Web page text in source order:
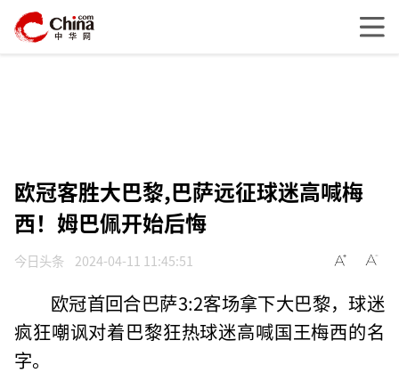
欧冠客胜大巴黎,巴萨远征球迷高喊梅
西！姆巴佩开始后悔
今日头条 2024-04-11 11:45:51
欧冠首回合巴萨3:2客场拿下大巴黎，球迷
疯狂嘲讽对着巴黎狂热球迷高喊国王梅西的名
字。